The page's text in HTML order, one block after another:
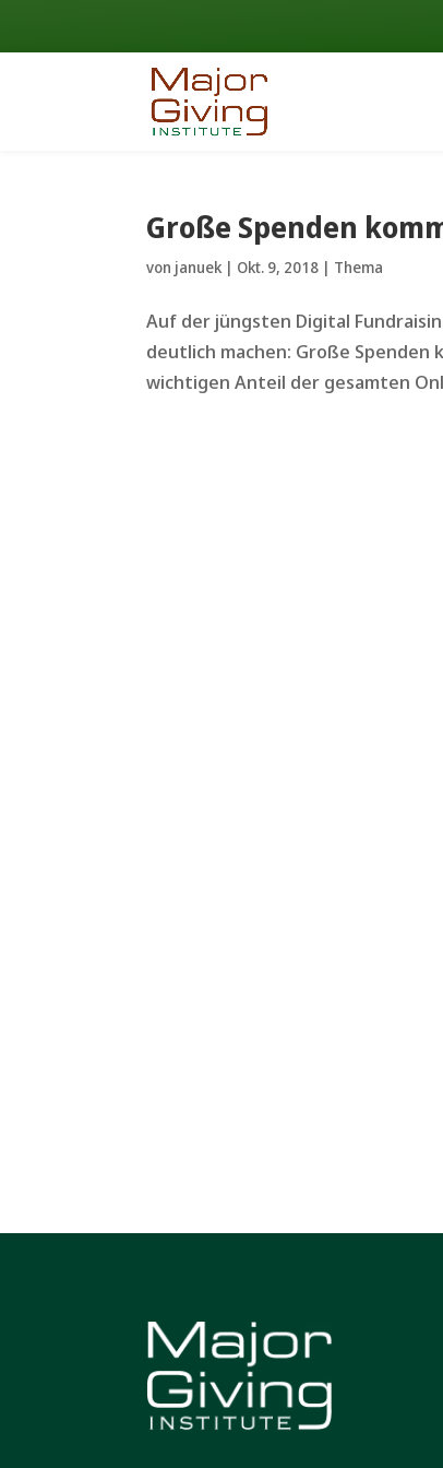
Große Spenden
von januek | Okt. 9, 2018 | Thema
Auf der jüngsten Digital
deutlich machen: Große Spenden
wichtigen Anteil der gesamten